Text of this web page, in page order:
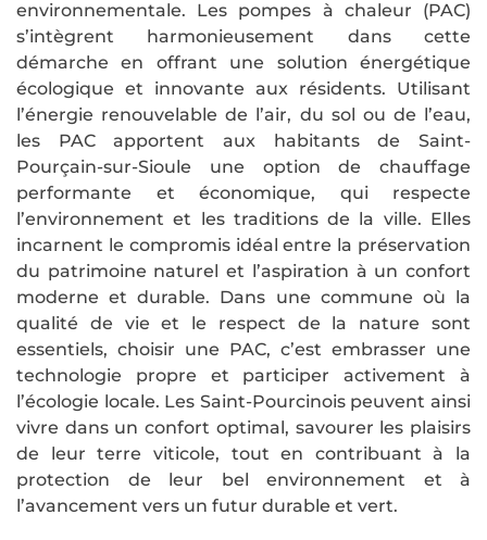
environnementale. Les pompes à chaleur (PAC)
s’intègrent harmonieusement dans cette
démarche en offrant une solution énergétique
écologique et innovante aux résidents. Utilisant
l’énergie renouvelable de l’air, du sol ou de l’eau,
les PAC apportent aux habitants de Saint-
Pourçain-sur-Sioule une option de chauffage
performante et économique, qui respecte
l’environnement et les traditions de la ville. Elles
incarnent le compromis idéal entre la préservation
du patrimoine naturel et l’aspiration à un confort
moderne et durable. Dans une commune où la
qualité de vie et le respect de la nature sont
essentiels, choisir une PAC, c’est embrasser une
technologie propre et participer activement à
l’écologie locale. Les Saint-Pourcinois peuvent ainsi
vivre dans un confort optimal, savourer les plaisirs
de leur terre viticole, tout en contribuant à la
protection de leur bel environnement et à
l’avancement vers un futur durable et vert.